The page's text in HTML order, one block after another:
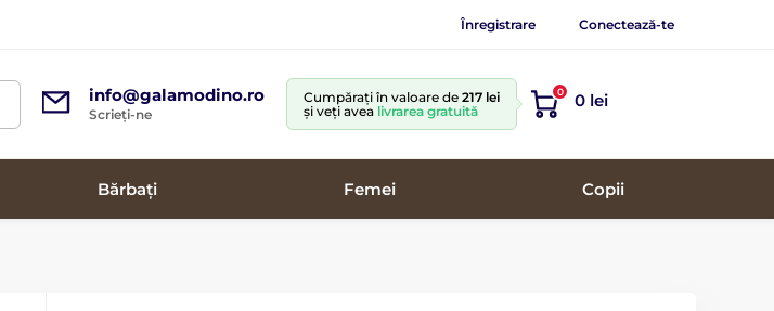
Înregistrare Conectează-te
info@galamodino.ro
Scrieți-ne
Cumpărați în valoare de 217 lei
și veți avea livrarea gratuită
0 0 lei
Bărbați Femei Copii